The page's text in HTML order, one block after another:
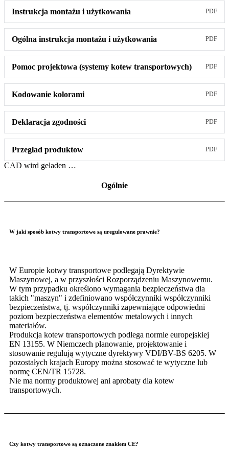
Instrukcja montażu i użytkowania
PDF
Ogólna instrukcja montażu i użytkowania PDF
Pomoc projektowa (systemy kotew transportowych) PDF
Kodowanie kolorami PDF
Deklaracja zgodności PDF
Przeglad produktow PDF
CAD wird geladen …
Ogólnie
W jaki sposób kotwy transportowe są uregulowane prawnie?
W Europie kotwy transportowe podlegają Dyrektywie
Maszynowej, a w przyszłości Rozporządzeniu Maszynowemu.
W tym przypadku określono wymagania bezpieczeństwa dla
takich "maszyn" i zdefiniowano współczynniki współczynniki
bezpieczeństwa, tj. współczynniki zapewniające odpowiedni
poziom bezpieczeństwa elementów metalowych i innych
materiałów.
Produkcja kotew transportowych podlega normie europejskiej
EN 13155. W Niemczech planowanie, projektowanie i
stosowanie regulują wytyczne dyrektywy VDI/BV-BS 6205. W
pozostałych krajach Europy można stosować te wytyczne lub
normę CEN/TR 15728.
Nie ma normy produktowej ani aprobaty dla kotew
transportowych.
Czy kotwy transportowe są oznaczone znakiem CE?